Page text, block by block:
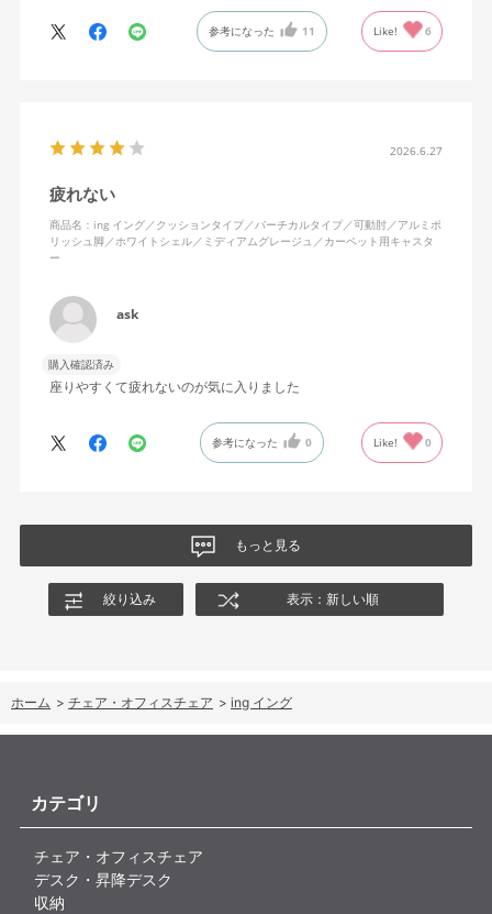
特に前後に揺らす時にヘッドレストありで購入して良かったと思
えます。揺れを止める機能もちゃんとあります。
参考になった 11 Like! 6
2026.6.27
疲れない
商品名：ing イング／クッションタイプ／バーチカルタイプ／可動肘／アルミポ
リッシュ脚／ホワイトシェル／ミディアムグレージュ／カーペット用キャスタ
ー
ask
購入確認済み
座りやすくて疲れないのが気に入りました
参考になった 0 Like! 0
もっと見る
絞り込み 表示：新しい順
ホーム > チェア・オフィスチェア > ing イング
カテゴリ
チェア・オフィスチェア
デスク・昇降デスク
収納